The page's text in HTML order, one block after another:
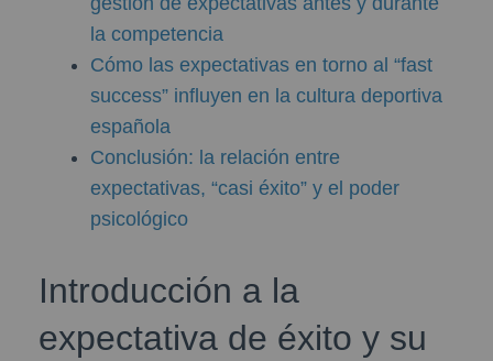
la competencia
Cómo las expectativas en torno al “fast
success” influyen en la cultura deportiva
española
Conclusión: la relación entre
expectativas, “casi éxito” y el poder
psicológico
Introducción a la
expectativa de éxito y su